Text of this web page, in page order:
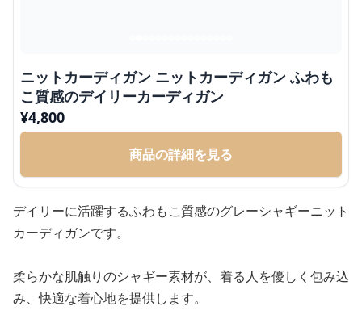
ニットカーディガン ニットカーディガン ふわも
こ質感のデイリーカーディガン
¥4,800
商品の詳細を見る
デイリーに活躍するふわもこ質感のグレーシャギーニット
カーディガンです。
柔らかな肌触りのシャギー素材が、着る人を優しく包み込
み、快適な着心地を提供します。